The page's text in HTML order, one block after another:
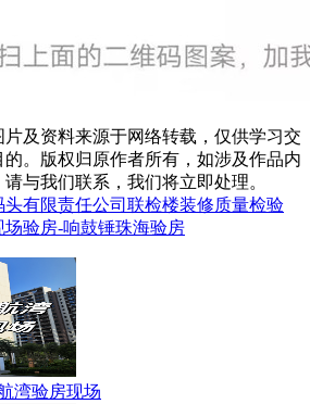
及资料来源于网络转载，仅供学习交
。版权归原作者所有，如涉及作品内
与我们联系，我们将立即处理。
头有限责任公司联检楼装修质量检验
场验房-响鼓锤珠海验房
湾验房现场